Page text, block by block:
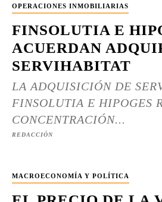
OPERACIONES INMOBILIARIAS
FINSOLUTIA E
ACUERDAN
SERVIHABITAT
LA ADQUISICIÓN DE
FINSOLUTIA E HIPOGES
CONCENTRACIÓN...
REDACCIÓN
MACROECONOMÍA Y POLÍTICA